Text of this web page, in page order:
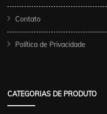
Contato
Política de Privacidade
CATEGORIAS DE PRODUTO